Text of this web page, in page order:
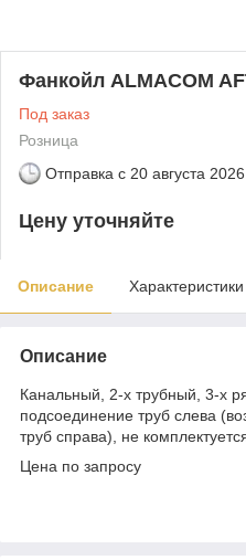
Фанкойл ALMACOM
Под заказ
Розница
Отправка с 20 августа 2026
Цену уточняйте
Описание Характеристики
Описание
Канальный, 2-х трубный, 3-х
подсоединение труб слева
труб справа), не
Цена по запросу